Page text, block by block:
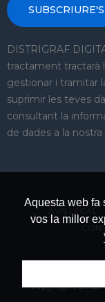
Aquesta web fa
vos la millor
SUBSCRIURE'S
DISTRIGRAF
tractament tractarà
gestionar i tramitar
suprimir les teves
consultant la
de dades a la
Copyright 2023